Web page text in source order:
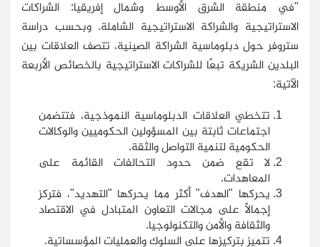
"في منطقة الشرق الأوسط وشمال إفريقيا: الشراكات
الاستراتيجية والشراكة الاستراتيجية الشاملة. وبحسب دراسة
ستروفر حول دبلوماسية الشراكة الصينية، تتصف العلاقات بين
البلدين الشريكة تبعًا للشراكات الاستراتيجية بالخصائص الأربعة
الآتية:
تتخطي العلاقات الدبلوماسية النموذجية، فتتضمن
اجتماعات ثابتة بين المسؤولين الحكوميين والوكالات
الحكومية لتنمية التواصل والثقة.
لا تقع ضمن حدود التحالفات القائمة على
المعاهدات.
يحركها "الهدف" أكثر مما يحركها "التهديد"، فتركز
إجمالًا على مجالات التعاون المتبادل في الاقتصاد
والثقافة والأمن والتكنولوجيا.
تتميز بتركيزها على السلوك والعمليات المؤسساتية.